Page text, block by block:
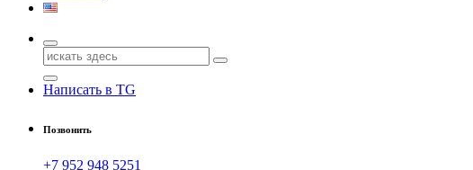
Поиск
для:
Написать в TG
Позвонить
+7 952 948 5251